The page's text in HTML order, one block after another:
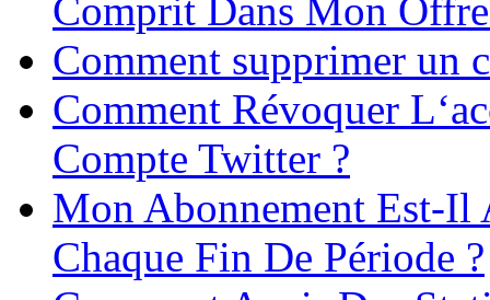
Comprit Dans Mon
Comment supprimer un
Comment Révoquer
Compte Twitter ?
Mon Abonnement Est-Il
Chaque Fin De Période ?